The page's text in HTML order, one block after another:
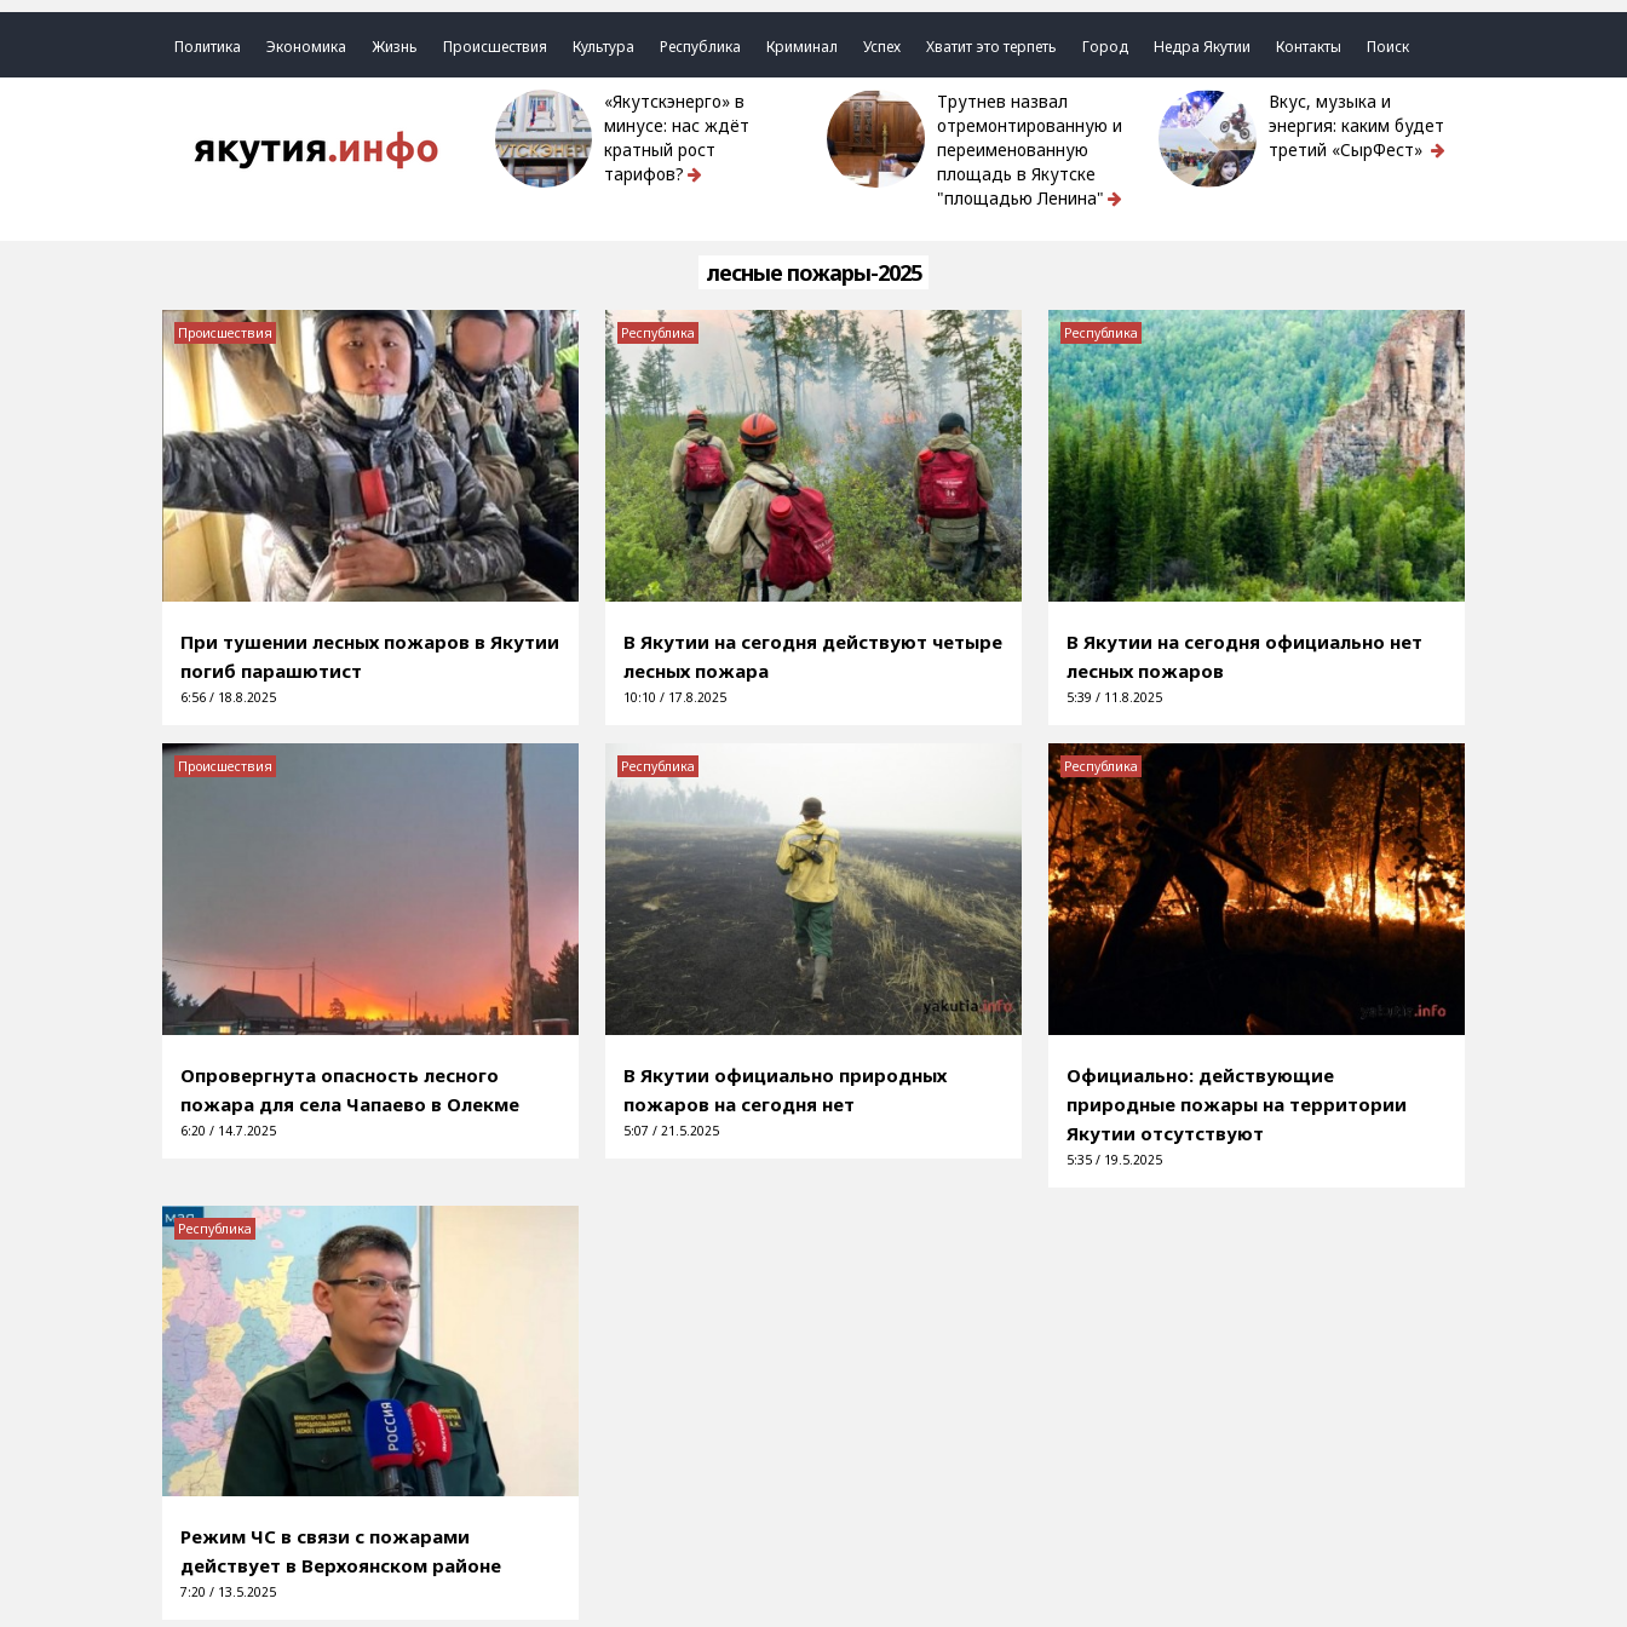
Политика Экономика Жизнь Происшествия Культура Республика Криминал Успех Хватит это терпеть Город Недра Якутии Контакты Поиск
«Якутскэнерго» в
минусе: нас ждёт
кратный рост
тарифов?
Трутнев назвал
отремонтированную и
переименованную
площадь в Якутске
"площадью Ленина"
Вкус, музыка и
энергия: каким будет
третий «СырФест»
лесные пожары-2025
При тушении лесных пожаров в Якутии
погиб парашютист
6:56 / 18.8.2025
Происшествия
В Якутии на сегодня действуют четыре
лесных пожара
10:10 / 17.8.2025
Республика
В Якутии на сегодня официально нет
лесных пожаров
5:39 / 11.8.2025
Республика
Опровергнута опасность лесного
пожара для села Чапаево в Олекме
6:20 / 14.7.2025
Происшествия
В Якутии официально природных
пожаров на сегодня нет
5:07 / 21.5.2025
Республика
Официально: действующие
природные пожары на территории
Якутии отсутствуют
5:35 / 19.5.2025
Республика
Режим ЧС в связи с пожарами
действует в Верхоянском районе
7:20 / 13.5.2025
Республика